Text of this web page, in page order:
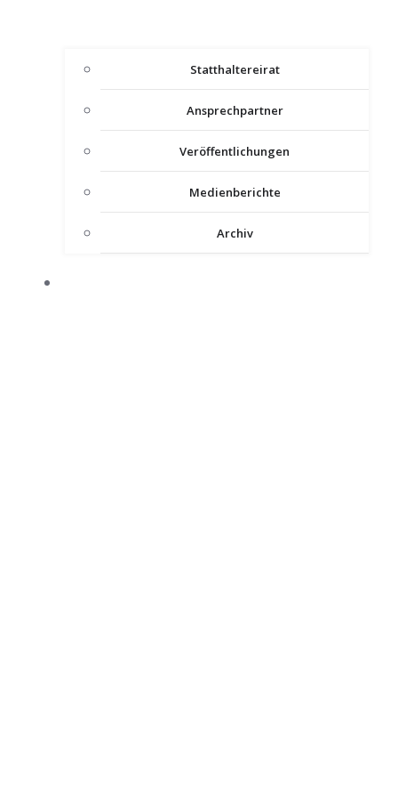
Statthaltereirat
Ansprechpartner
Veröffentlichungen
Medienberichte
Archiv